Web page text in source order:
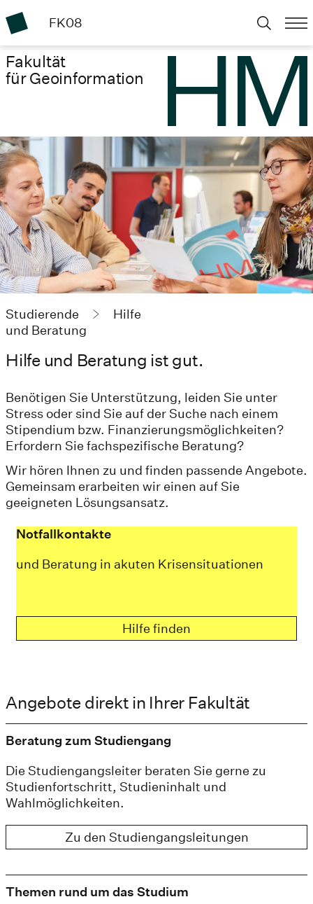
FK08
Fakultät
für Geoinformation
Studierende
Hilfe
und Beratung
Hilfe und Beratung ist gut.
Benötigen Sie Unterstützung, leiden Sie unter
Stress oder sind Sie auf der Suche nach einem
Stipendium bzw. Finanzierungsmöglichkeiten?
Erfordern Sie fachspezifische Beratung?
Wir hören Ihnen zu und finden passende Angebote.
Gemeinsam erarbeiten wir einen auf Sie
geeigneten Lösungsansatz.
Notfallkontakte
und Beratung in akuten Krisensituationen
Hilfe finden
Angebote direkt in Ihrer Fakultät
Beratung zum Studiengang
Die Studiengangsleiter beraten Sie gerne zu
Studienfortschritt, Studieninhalt und
Wahlmöglichkeiten.
Zu den Studiengangsleitungen
Themen rund um das Studium